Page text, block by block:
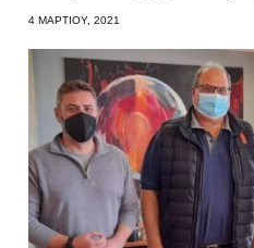
4 ΜΑΡΤΊΟΥ, 2021